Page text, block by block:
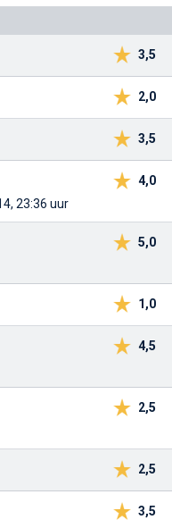
3,5
2,0
3,5
4,0
23:36 uur
5,0
1,0
4,5
2,5
2,5
3,5